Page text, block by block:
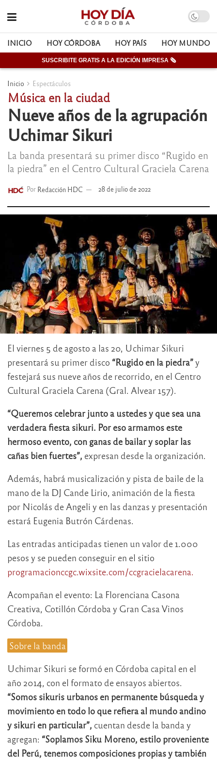
INICIO HOY CÓRDOBA HOY PAÍS HOY MUNDO
SUSCRIBITE GRATIS A LA EDICIÓN IMPRESA 🗞
Inicio Espectáculos
Música en la ciudad
Nueve años de la agrupación
Uchimar Sikuri
La banda presentará su primer disco “Rugido en
la piedra” en el Centro Cultural Graciela Carena
Por Redacción HDC 28 de julio de 2022
El viernes 5 de agosto a las 20, Uchimar Sikuri
presentará su primer disco “Rugido en la piedra”y
festejará sus nueve años de recorrido, en el Centro
Cultural Graciela Carena (Gral. Alvear 157).
“Queremos celebrar junto a ustedes y que sea una
verdadera fiesta sikuri. Por eso armamos este
hermoso evento, con ganas de bailar y soplar las
cañas bien fuertes”, expresan desde la organización.
Además, habrá musicalización y pista de baile de la
mano de la DJ Cande Lirio, animación de la fiesta
por Nicolás de Angeli y en las danzas y presentación
estará Eugenia Butrón Cárdenas.
Las entradas anticipadas tienen un valor de 1.000
pesos y se pueden conseguir en el sitio
programacionccgc.wixsite.com/ccgracielacarena.
Acompañan el evento: La Florenciana Casona
Creativa, Cotillón Córdoba y Gran Casa Vinos
Córdoba.
Sobre la banda
Uchimar Sikuri se formó en Córdoba capital en el
año 2014, con el formato de ensayos abiertos.
“Somos sikuris urbanos en permanente búsqueda y
movimiento en todo lo que refiera al mundo andino
y sikuri en particular”, cuentan desde la banda y
agregan: “Soplamos Siku Moreno, estilo proveniente
del Perú, tenemos composiciones propias y también